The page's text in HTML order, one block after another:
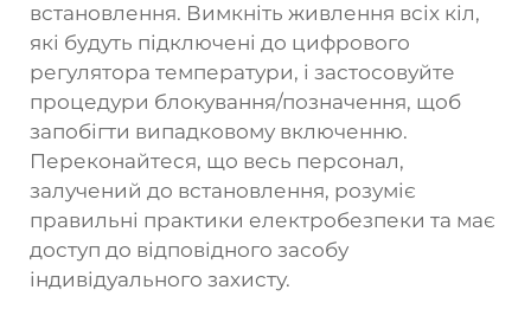
встановлення. Вимкніть живлення всіх кіл,
які будуть підключені до цифрового
регулятора температури, і застосовуйте
процедури блокування/позначення, щоб
запобігти випадковому включенню.
Переконайтеся, що весь персонал,
залучений до встановлення, розуміє
правильні практики електробезпеки та має
доступ до відповідного засобу
індивідуального захисту.